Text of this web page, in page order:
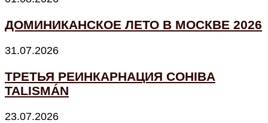
ДОМИНИКАНСКОЕ ЛЕТО В МОСКВЕ 2026
31.07.2026
ТРЕТЬЯ РЕИНКАРНАЦИЯ COHIBA
TALISMÁN
23.07.2026